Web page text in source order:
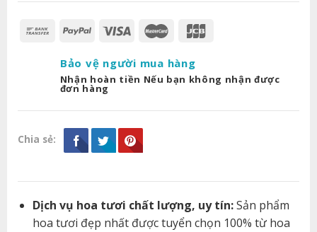
Bảo vệ người mua hàng
Nhận hoàn tiền Nếu bạn không nhận được
đơn hàng
Chia sẻ:
Dịch vụ hoa tươi chất lượng, uy tín:Sản phẩm
hoa tươi đẹp nhất được tuyển chọn 100% từ hoa